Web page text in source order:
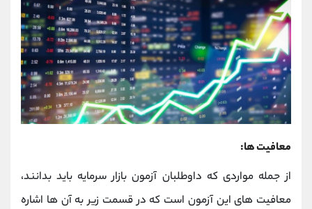
معافیت ها:
از جمله مواردی که داوطلبان آزمون بازار سرمایه باید بدانند،
معافیت های این آزمون است که در قسمت زیر به آن ها اشاره